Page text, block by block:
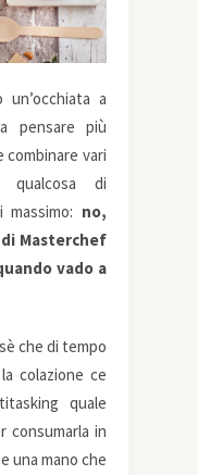
a
pensare più
combinare vari
qualcosa di
no,
Masterchef
vado a
che di tempo
colazione ce
quale
consumarla in
una mano che